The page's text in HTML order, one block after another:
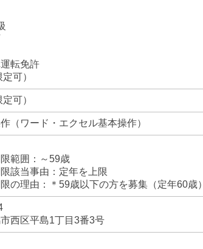
転免許
可）
可）
（ワード・エクセル基本操作）
範囲：～59歳
該当事由：定年を上限
理由：＊59歳以下の方を募集（定年60歳）
西区平島1丁目3番3号